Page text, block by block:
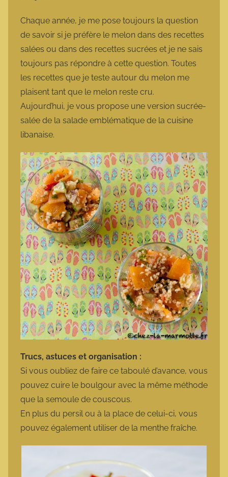
m
o
t
t
e
Chaque année, je me pose toujours la question
de savoir si je préfère le melon dans des recettes
salées ou dans des recettes sucrées et je ne sais
toujours pas répondre à cette question. Toutes
les recettes que je teste autour du melon me
plaisent tant que le melon reste cru.
Aujourd’hui, je vous propose une version sucrée-
salée de la salade emblématique de la cuisine
libanaise.
Trucs, astuces et organisation :
Si vous oubliez de faire ce taboulé d’avance, vous
pouvez cuire le boulgour avec la même méthode
que la semoule de couscous.
En plus du persil ou à la place de celui-ci, vous
pouvez également utiliser de la menthe fraîche.